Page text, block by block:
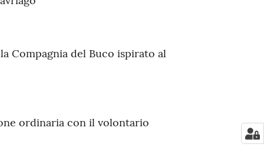
Compagnia del Buco ispirato al
ordinaria con il volontario